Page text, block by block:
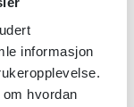
informasjon
hvordan